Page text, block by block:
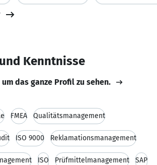
Kenntnisse
das ganze Profil zu sehen.
FMEA Qualitätsmanagement
ISO 9000 Reklamationsmanagement
ISO Prüfmittelmanagement SAP